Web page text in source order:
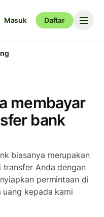
Masuk Daftar
membayar
bank
biasanya merupakan
Anda dengan
permintaan di
uang kepada kami